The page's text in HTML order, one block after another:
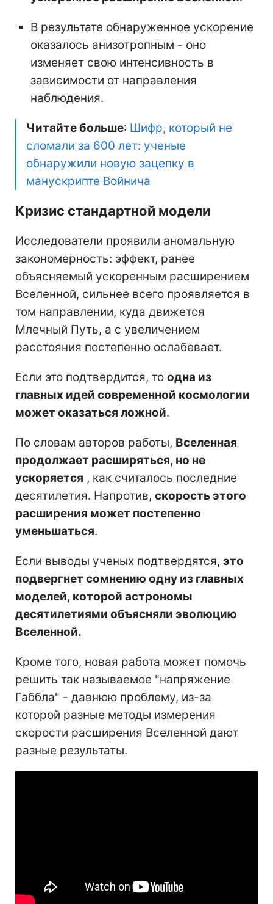
В результате обнаруженное ускорение
оказалось анизотропным - оно
изменяет свою интенсивность в
зависимости от направления
наблюдения.
Читайте больше: Шифр, который не
сломали за 600 лет: ученые
обнаружили новую зацепку в
манускрипте Войнича
Кризис стандартной модели
Исследователи проявили аномальную
закономерность: эффект, ранее
объясняемый ускоренным расширением
Вселенной, сильнее всего проявляется в
том направлении, куда движется
Млечный Путь, а с увеличением
расстояния постепенно ослабевает.
Если это подтвердится, то одна из
главных идей современной космологии
может оказаться ложной.
По словам авторов работы, Вселенная
продолжает расширяться, но не
ускоряется , как считалось последние
десятилетия. Напротив, скорость этого
расширения может постепенно
уменьшаться.
Если выводы ученых подтвердятся, это
подвергнет сомнению одну из главных
моделей, которой астрономы
десятилетиями объясняли эволюцию
Вселенной.
Кроме того, новая работа может помочь
решить так называемое "напряжение
Габбла" - давнюю проблему, из-за
которой разные методы измерения
скорости расширения Вселенной дают
разные результаты.